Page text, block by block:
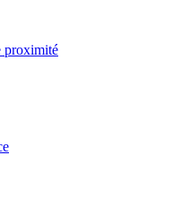
proximité